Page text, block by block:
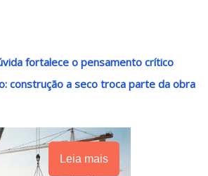
fortalece o pensamento crítico
construção a seco troca parte da obra
Leia mais